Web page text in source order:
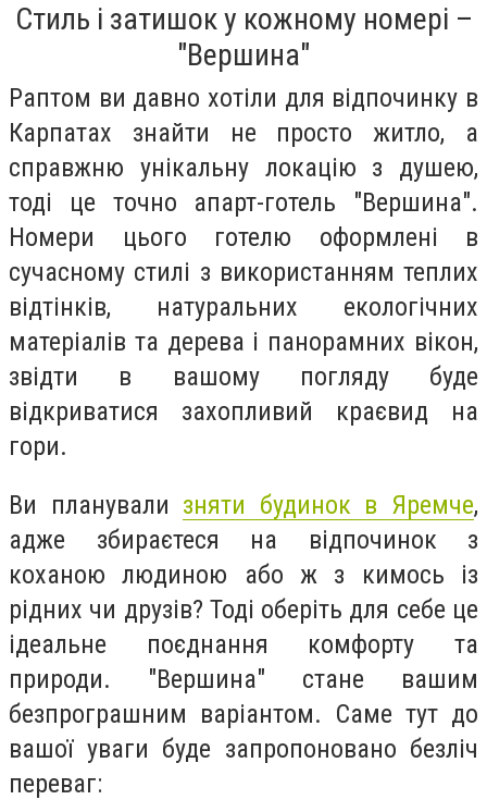
Стиль і затишок у кожному номері –
"Вершина"
Раптом ви давно хотіли для відпочинку в
Карпатах знайти не просто житло, а
справжню унікальну локацію з душею,
тоді це точно апарт-готель "Вершина".
Номери цього готелю оформлені в
сучасному стилі з використанням теплих
відтінків, натуральних екологічних
матеріалів та дерева і панорамних вікон,
звідти в вашому погляду буде
відкриватися захопливий краєвид на
гори.
Ви планували зняти будинок в Яремче,
адже збираєтеся на відпочинок з
коханою людиною або ж з кимось із
рідних чи друзів? Тоді оберіть для себе це
ідеальне поєднання комфорту та
природи. "Вершина" стане вашим
безпрограшним варіантом. Саме тут до
вашої уваги буде запропоновано безліч
переваг: